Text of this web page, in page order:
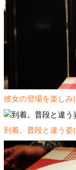
彼女の登場を楽しみ
到着。普段と違う姿